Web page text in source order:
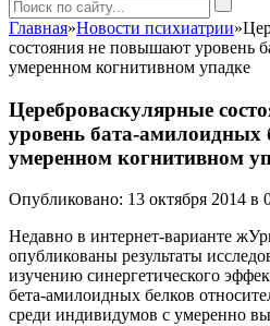
Главная»Новости психиатрии»
состояния не повышают уровень
умеренном когнитивном упадке
Цереброваскулярные
уровень бата-амилоидных
умеренном когнитивном
Опубликовано: 13 октября 2014 в
Недавно в интернет-варианте
опубликованы результаты
изучению синергетического
бета-амилоидных белков
среди индивидумов с умеренно